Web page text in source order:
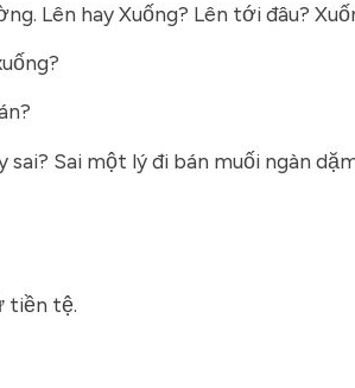
Lên hay Xuống? Lên tới đâu?
sai? Sai một lý đi bán muối ngàn
tiền tệ.